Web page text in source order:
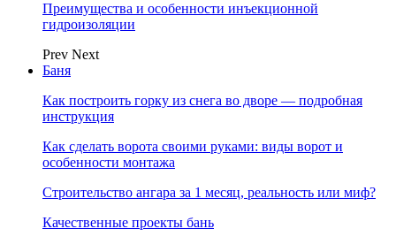
Преимущества и особенности инъекционной
гидроизоляции
Prev Next
Баня
Как построить горку из снега во дворе — подробная
инструкция
Как сделать ворота своими руками: виды ворот и
особенности монтажа
Строительство ангара за 1 месяц, реальность или миф?
Качественные проекты бань